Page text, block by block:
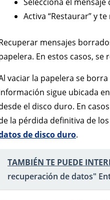
Activa “Restaurar” y
mensajes
En estos casos,
vaciar la papelera se
sigue ubicada
el disco duro. En
la pérdida definitiva de
de disco duro.
TAMBIÉN TE PUEDE
recuperación de datos"